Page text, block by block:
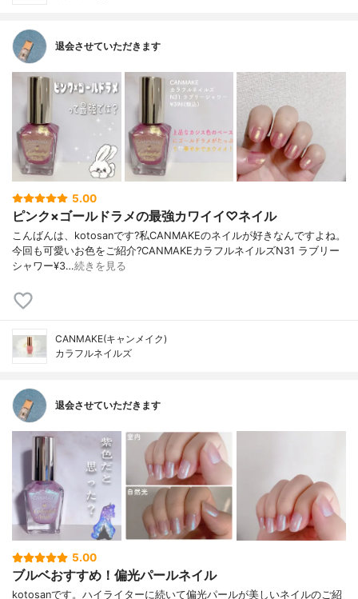
退会させていただきます
5.00
ピンク×ゴールドラメの最強カワイイ♡ネイル
こんばんは、kotosanです?私CANMAKEのネイルが好きなんですよね。
今回も可愛いお色をご紹介?CANMAKEカラフルネイルズN31 ラブリー
シャワー¥3…続きを見る
CANMAKE(キャンメイク)
カラフルネイルズ
退会させていただきます
5.00
ブルベおすすめ！偏光パールネイル
kotosanです。ハイライターに続いて偏光パールが美しいネイルのご紹